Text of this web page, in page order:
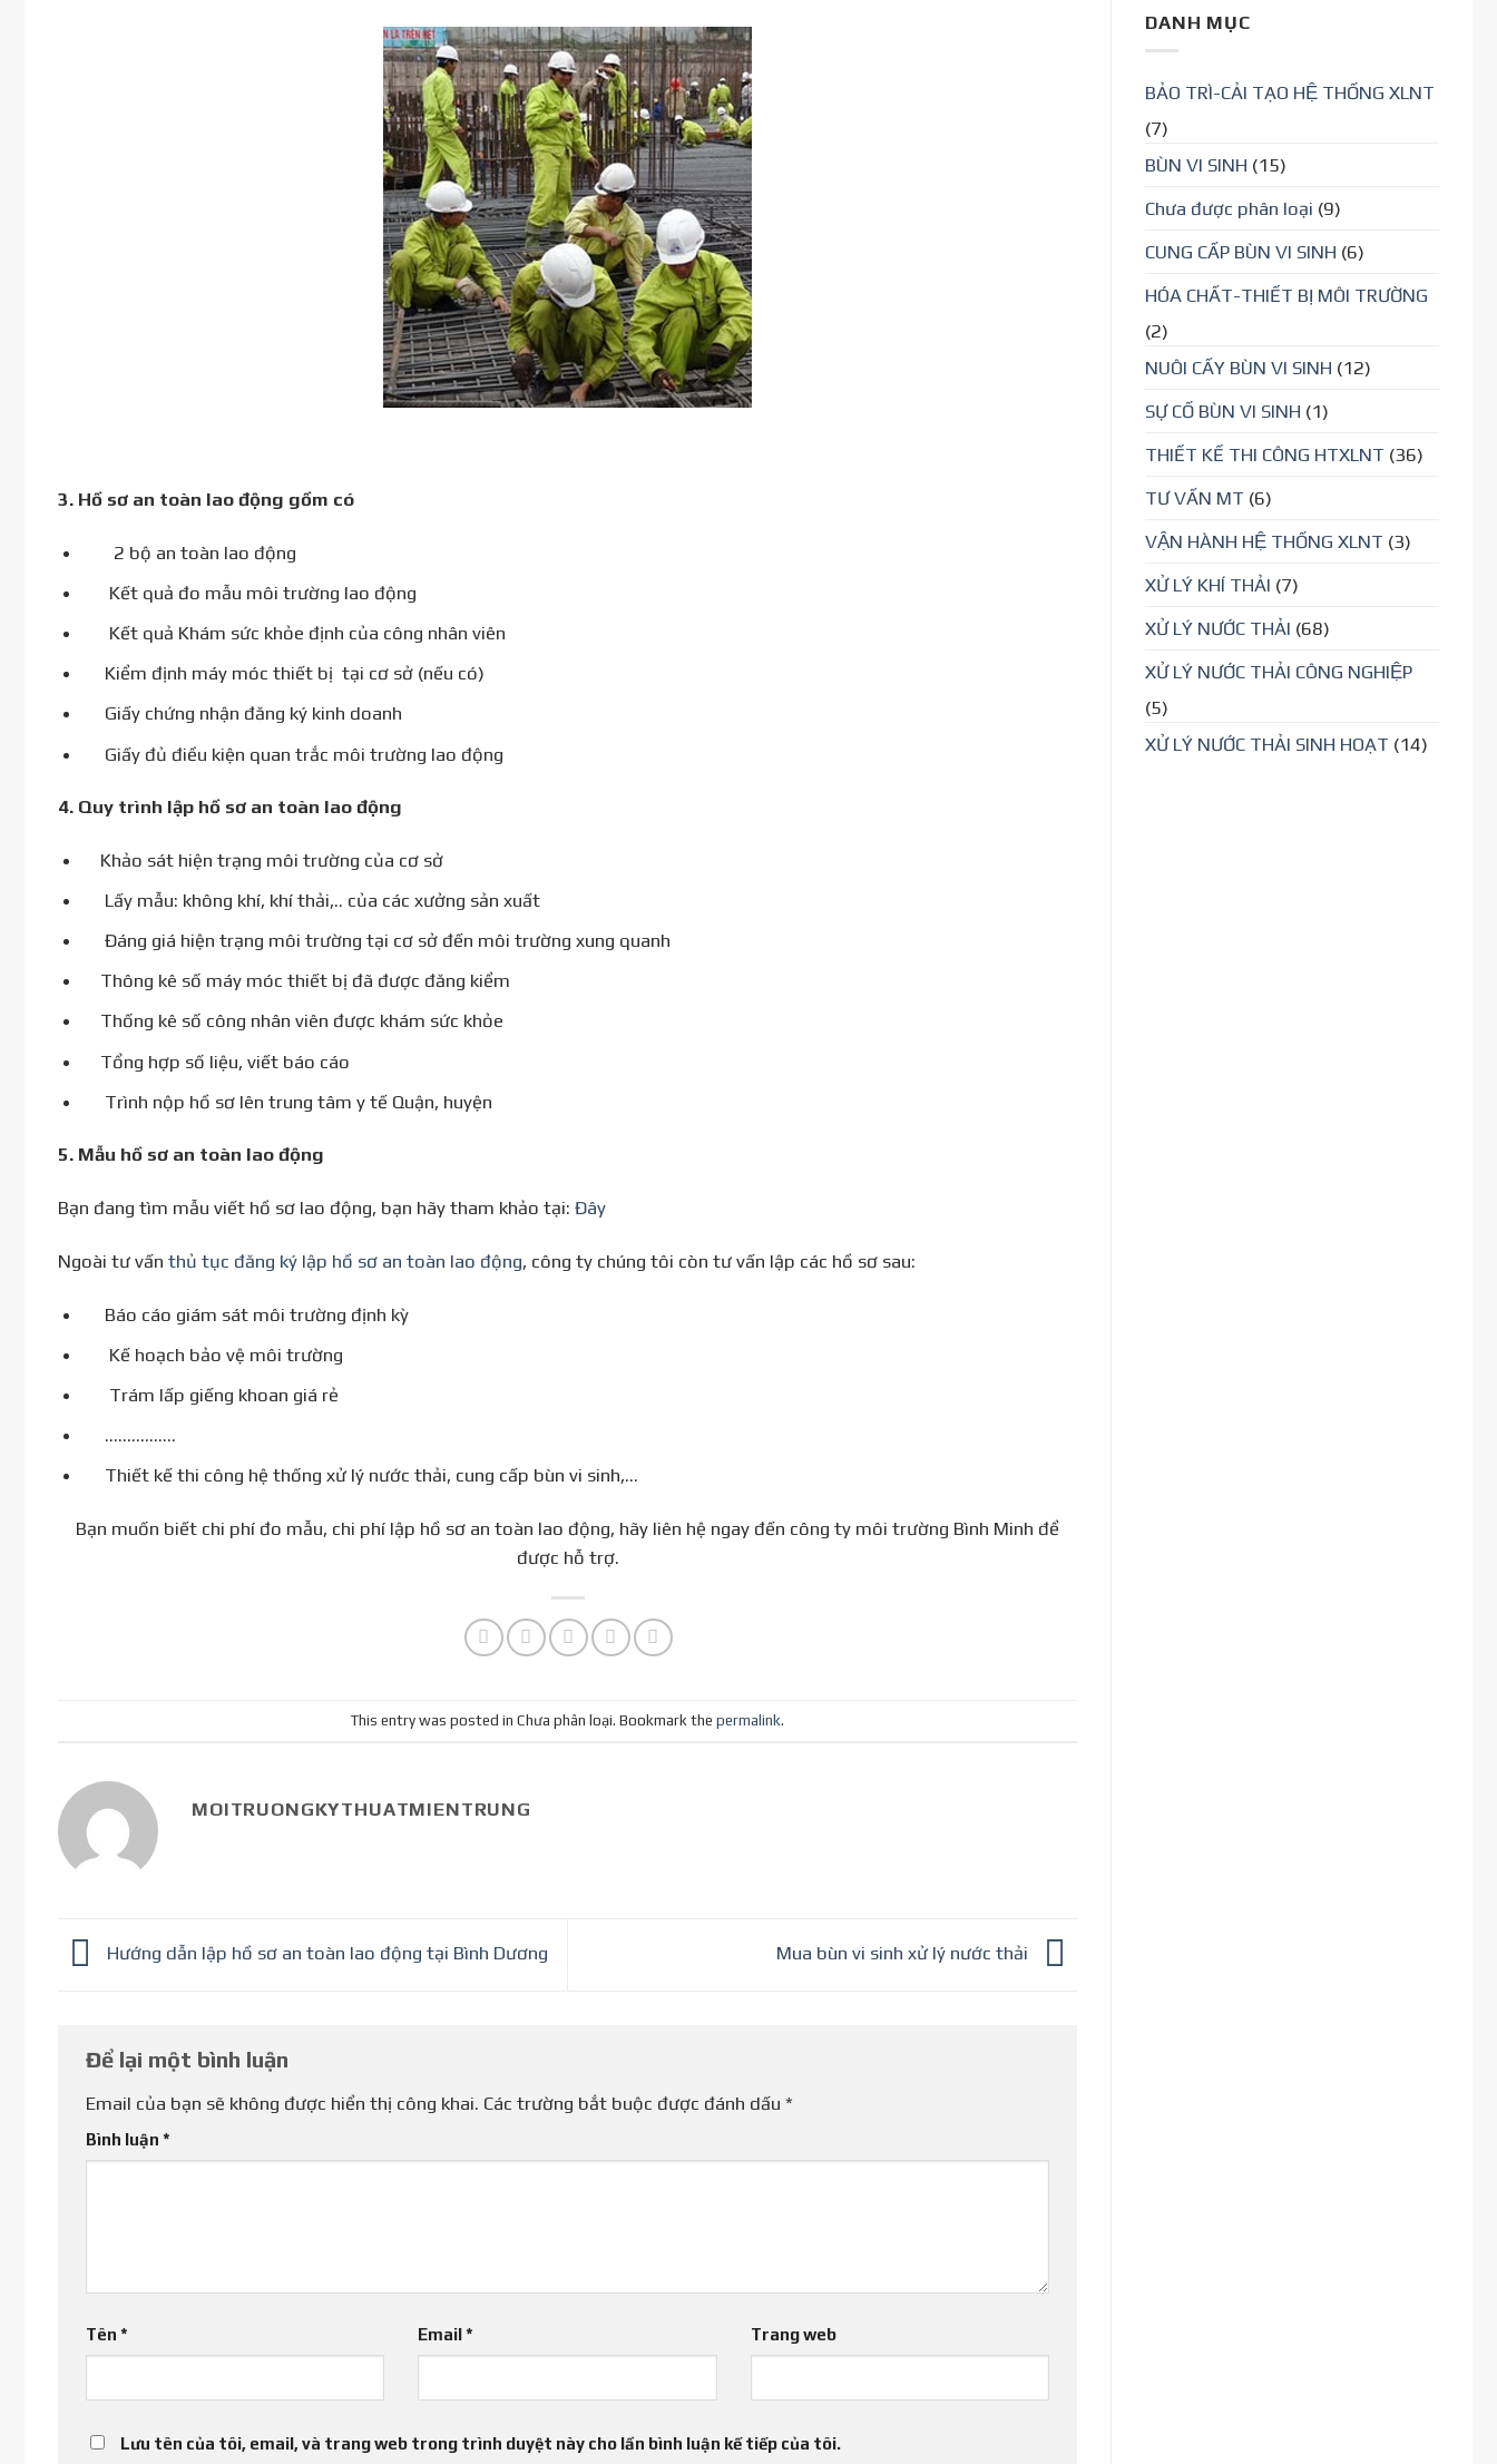
3. Hồ sơ an toàn lao động gồm có
2 bộ an toàn lao động
Kết quả đo mẫu môi trường lao động
Kết quả Khám sức khỏe định của công nhân viên
Kiểm định máy móc thiết bị tại cơ sở (nếu có)
Giấy chứng nhận đăng ký kinh doanh
Giấy đủ điều kiện quan trắc môi trường lao động
4. Quy trình lập hồ sơ an toàn lao động
Khảo sát hiện trạng môi trường của cơ sở
Lấy mẫu: không khí, khí thải,.. của các xưởng sản xuất
Đáng giá hiện trạng môi trường tại cơ sở đến môi trường xung quanh
Thông kê số máy móc thiết bị đã được đăng kiểm
Thống kê số công nhân viên được khám sức khỏe
Tổng hợp số liệu, viết báo cáo
Trình nộp hồ sơ lên trung tâm y tế Quận, huyện
5. Mẫu hồ sơ an toàn lao động
Bạn đang tìm mẫu viết hồ sơ lao động, bạn hãy tham khảo tại: Đây
Ngoài tư vấn thủ tục đăng ký lập hồ sơ an toàn lao động, công ty chúng tôi còn tư vấn lập các hồ sơ sau:
Báo cáo giám sát môi trường định kỳ
Kế hoạch bảo vệ môi trường
Trám lấp giếng khoan giá rẻ
…………….
Thiết kế thi công hệ thống xử lý nước thải, cung cấp bùn vi sinh,…
Bạn muốn biết chi phí đo mẫu, chi phí lập hồ sơ an toàn lao động, hãy liên hệ ngay đến công ty môi trường Bình Minh để
được hỗ trợ.
This entry was posted in Chưa phân loại. Bookmark the permalink.
MOITRUONGKYTHUATMIENTRUNG
Hướng dẫn lập hồ sơ an toàn lao động tại Bình Dương Mua bùn vi sinh xử lý nước thải
Để lại một bình luận
Email của bạn sẽ không được hiển thị công khai. Các trường bắt buộc được đánh dấu *
Bình luận *
Tên * Email* Trang web
Lưu tên của tôi, email, và trang web trong trình duyệt này cho lần bình luận kế tiếp của tôi.
DANH MỤC
BẢO TRÌ-CẢI TẠO HỆ THỐNG XLNT
(7)
BÙN VI SINH (15)
Chưa được phân loại (9)
CUNG CẤP BÙN VI SINH (6)
HÓA CHẤT-THIẾT BỊ MÔI TRƯỜNG
(2)
NUÔI CẤY BÙN VI SINH (12)
SỰ CỐ BÙN VI SINH (1)
THIẾT KẾ THI CÔNG HTXLNT (36)
TƯ VẤN MT (6)
VẬN HÀNH HỆ THỐNG XLNT (3)
XỬ LÝ KHÍ THẢI (7)
XỬ LÝ NƯỚC THẢI (68)
XỬ LÝ NƯỚC THẢI CÔNG NGHIỆP
(5)
XỬ LÝ NƯỚC THẢI SINH HOẠT (14)